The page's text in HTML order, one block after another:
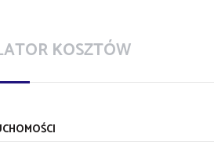
KOSZTÓW